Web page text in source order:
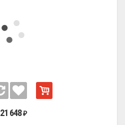
21 648 ₽